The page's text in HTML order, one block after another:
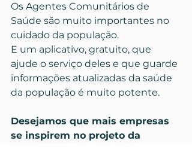
Os Agentes Comunitários de
Saúde são muito importantes no
cuidado da população.
E um aplicativo, gratuito, que
ajude o serviço deles e que guarde
informações atualizadas da saúde
da população é muito potente.
Desejamos que mais empresas
se inspirem no projeto da